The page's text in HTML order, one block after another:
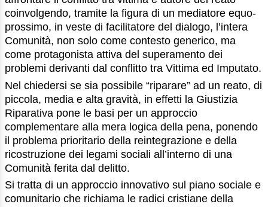
coinvolgendo, tramite la figura di un mediatore equo-
prossimo, in veste di facilitatore del dialogo, l’intera
Comunità, non solo come contesto generico, ma
come protagonista attiva del superamento dei
problemi derivanti dal conflitto tra Vittima ed Imputato.
Nel chiedersi se sia possibile “riparare” ad un reato, di
piccola, media e alta gravità, in effetti la Giustizia
Riparativa pone le basi per un approccio
complementare alla mera logica della pena, ponendo
il problema prioritario della reintegrazione e della
ricostruzione dei legami sociali all’interno di una
Comunità ferita dal delitto.
Si tratta di un approccio innovativo sul piano sociale e
comunitario che richiama le radici cristiane della